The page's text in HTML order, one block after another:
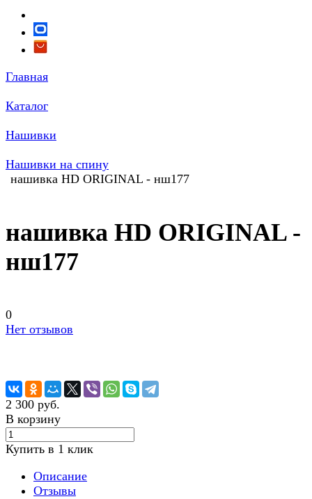
Главная
Каталог
Нашивки
Нашивки на спину
нашивка HD ORIGINAL - нш177
нашивка HD ORIGINAL -
нш177
0
Нет отзывов
2 300 руб.
В корзину
Купить в 1 клик
Описание
Отзывы